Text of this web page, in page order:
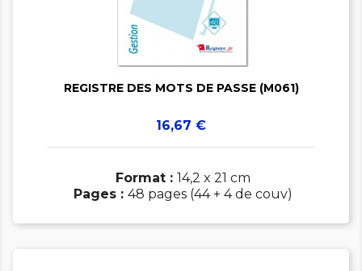


REGISTRE DES MOTS DE PASSE (M061)
Prix
16,67 €
Format : 14,2 x 21 cm
Pages : 48 pages (44 + 4 de couv)